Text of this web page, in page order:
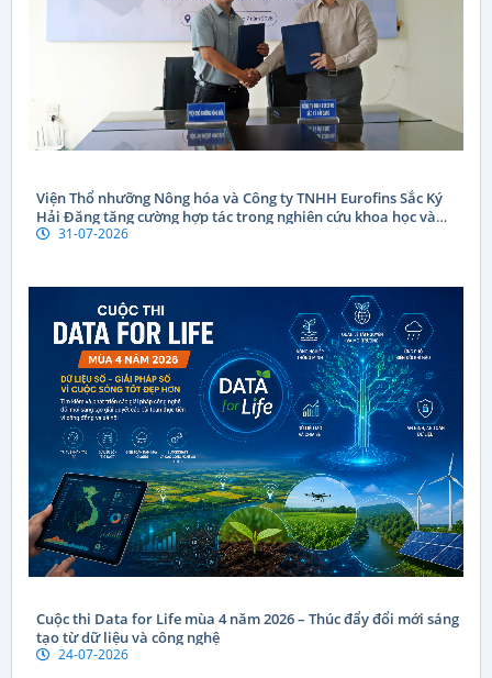
Viện Thổ nhưỡng Nông hóa và Công ty TNHH Eurofins Sắc Ký
Hải Đăng tăng cường hợp tác trong nghiên cứu khoa học và
chuyển giao công nghệ
31-07-2026
Cuộc thi Data for Life mùa 4 năm 2026 – Thúc đẩy đổi mới sáng
tạo từ dữ liệu và công nghệ
24-07-2026